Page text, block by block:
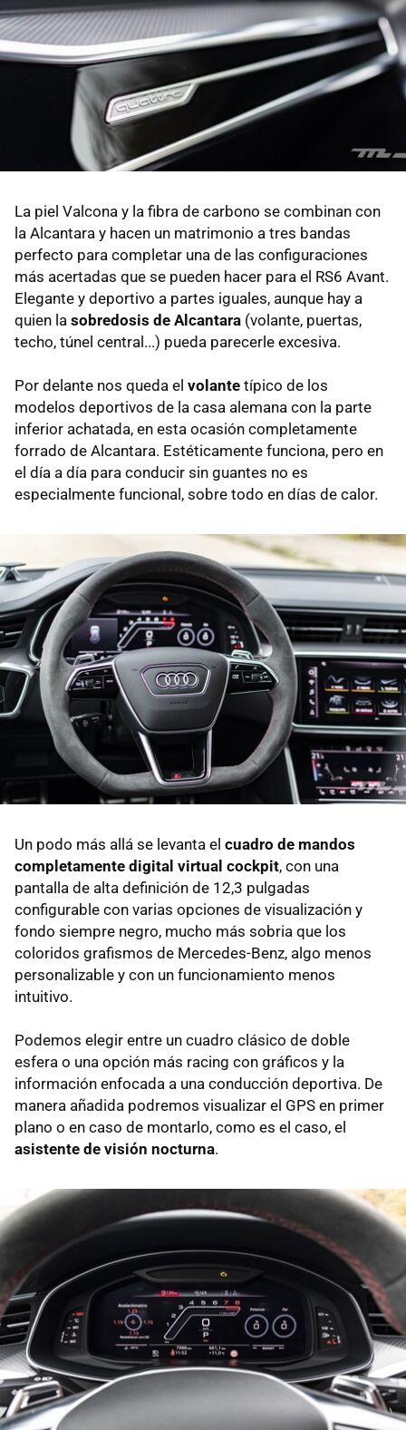
La piel Valcona y la fibra de carbono se combinan con
la Alcantara y hacen un matrimonio a tres bandas
perfecto para completar una de las configuraciones
más acertadas que se pueden hacer para el RS6 Avant.
Elegante y deportivo a partes iguales, aunque hay a
quien la sobredosis de Alcantara (volante, puertas,
techo, túnel central...) pueda parecerle excesiva.
Por delante nos queda el volante típico de los
modelos deportivos de la casa alemana con la parte
inferior achatada, en esta ocasión completamente
forrado de Alcantara. Estéticamente funciona, pero en
el día a día para conducir sin guantes no es
especialmente funcional, sobre todo en días de calor.
Un podo más allá se levanta el cuadro de mandos
completamente digital virtual cockpit, con una
pantalla de alta definición de 12,3 pulgadas
configurable con varias opciones de visualización y
fondo siempre negro, mucho más sobria que los
coloridos grafismos de Mercedes-Benz, algo menos
personalizable y con un funcionamiento menos
intuitivo.
Podemos elegir entre un cuadro clásico de doble
esfera o una opción más racing con gráficos y la
información enfocada a una conducción deportiva. De
manera añadida podremos visualizar el GPS en primer
plano o en caso de montarlo, como es el caso, el
asistente de visión nocturna.